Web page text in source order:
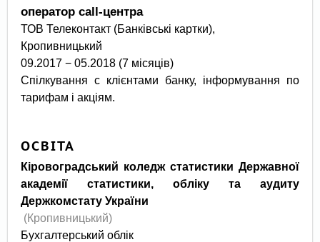
оператор call-центра
ТОВ Телеконтакт (Банківські картки),
кропивницький
09.2017 − 05.2018 (7 місяців)
Спілкування с клієнтами банку, інформування по
тарифам і акціям.
ОСВІТА
Кіровоградський коледж статистики Державної
академії статистики, обліку та аудиту
Держкомстату України
(Кропивницький)
Бухгалтерський облік